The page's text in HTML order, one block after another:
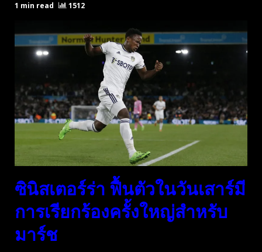
1 min read
1512
ซินิสเตอร์ร่า ฟื้นตัวในวันเสาร์มี
การเรียกร้องครั้งใหญ่สําหรับ
มาร์ช